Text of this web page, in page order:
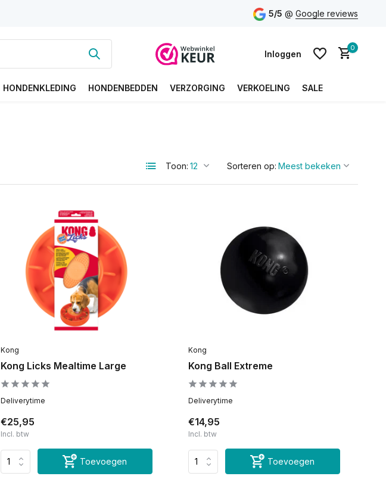
5/5 @ Google reviews
Inloggen
0
HONDENKLEDING HONDENBEDDEN VERZORGING VERKOELING SALE
Toon: Sorteren op:
Kong
Kong Licks Mealtime Large
Deliverytime
€25,95
Incl. btw
Toevoegen
Kong
Kong Ball Extreme
Deliverytime
€14,95
Incl. btw
Toevoegen